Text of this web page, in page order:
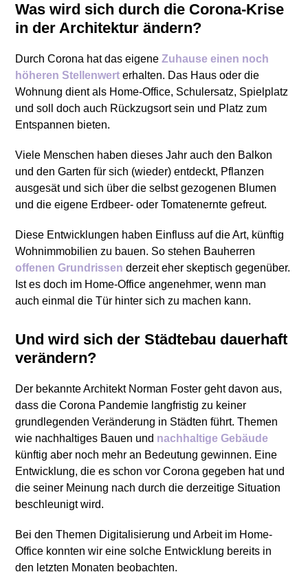
Was wird sich durch die Corona-Krise
in der Architektur ändern?
Durch Corona hat das eigeneZuhause einen noch
höheren Stellenwert erhalten. Das Haus oder die
Wohnung dient als Home-Office, Schulersatz, Spielplatz
und soll doch auch Rückzugsort sein und Platz zum
Entspannen bieten.
Viele Menschen haben dieses Jahr auch den Balkon
und den Garten für sich (wieder) entdeckt, Pflanzen
ausgesät und sich über die selbst gezogenen Blumen
und die eigene Erdbeer- oder Tomatenernte gefreut.
Diese Entwicklungen haben Einfluss auf die Art, künftig
Wohnimmobilien zu bauen. So stehen Bauherren
offenen Grundrissen derzeit eher skeptisch gegenüber.
Ist es doch im Home-Office angenehmer, wenn man
auch einmal die Tür hinter sich zu machen kann.
Und wird sich der Städtebau dauerhaft
verändern?
Der bekannte Architekt Norman Foster geht davon aus,
dass die Corona Pandemie langfristig zu keiner
grundlegenden Veränderung in Städten führt. Themen
wie nachhaltiges Bauen und nachhaltige Gebäude
künftig aber noch mehr an Bedeutung gewinnen. Eine
Entwicklung, die es schon vor Corona gegeben hat und
die seiner Meinung nach durch die derzeitige Situation
beschleunigt wird.
Bei den Themen Digitalisierung und Arbeit im Home-
Office konnten wir eine solche Entwicklung bereits in
den letzten Monaten beobachten.